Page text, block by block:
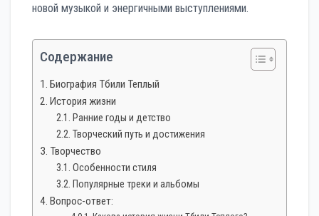
новой музыкой и энергичными выступлениями.
Содержание
Биография Тбили Теплый
История жизни
Ранние годы и детство
Творческий путь и достижения
Творчество
Особенности стиля
Популярные треки и альбомы
Вопрос-ответ: